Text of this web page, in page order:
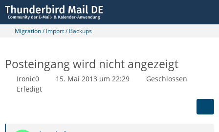
Migration / Import / Backups
Posteingang wird nicht angezeigt
Ironic0 15. Mai 2013 um 22:29
Geschlossen
Erledigt